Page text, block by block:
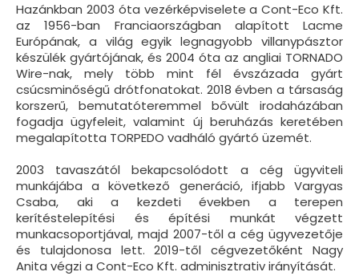
Hazánkban 2003 óta vezérképviselete a Cont-Eco Kft.
az 1956-ban Franciaországban alapított Lacme
Európának, a világ egyik legnagyobb villanypásztor
készülék gyártójának, és 2004 óta az ang­liai TORNADO
Wire-nak, mely több mint fél évszázada gyárt
csúcsminőségű drótfonatokat. 2018 évben a társaság
korszerű, bemutatóteremmel bővült irodaházában
fogadja ügyfeleit, valamint új beruházás keretében
megalapította TORPEDO vadháló gyártó üzemét.
2003 tavaszától bekapcsolódott a cég ügyviteli
munkájába a következő generáció, ifjabb Vargyas
Csaba, aki a kezdeti években a terepen
kerítéstelepítési és építési munkát végzett
munkacsoportjával, majd 2007-től a cég ügyvezetője
és tulajdonosa lett. 2019-től cégvezetőként Nagy
Anita végzi a Cont-Eco Kft. adminisztrativ irányítását.